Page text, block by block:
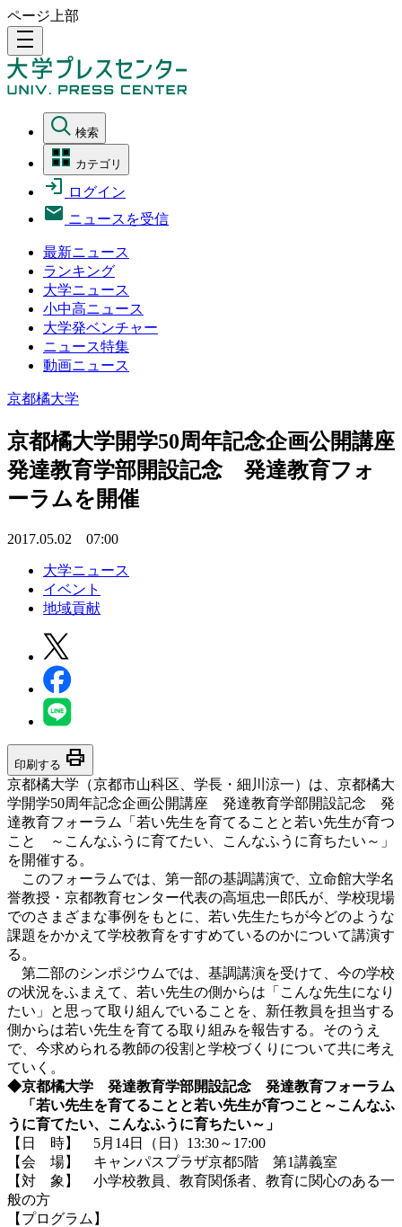
ページ上部
density_medium
検索
カテゴリ
ログイン
ニュースを受信
最新ニュース
ランキング
大学ニュース
小中高ニュース
大学発ベンチャー
ニュース特集
動画ニュース
京都橘大学
京都橘大学開学50周年記念企画公開講座
発達教育学部開設記念 発達教育フォ
ーラムを開催
2017.05.02 07:00
大学ニュース
イベント
地域貢献
印刷する print
京都橘大学（京都市山科区、学長・細川涼一）は、京都橘大
学開学50周年記念企画公開講座 発達教育学部開設記念 発
達教育フォーラム「若い先生を育てることと若い先生が育つ
こと ～こんなふうに育てたい、こんなふうに育ちたい～」
を開催する。
このフォーラムでは、第一部の基調講演で、立命館大学名
誉教授・京都教育センター代表の高垣忠一郎氏が、学校現場
でのさまざまな事例をもとに、若い先生たちが今どのような
課題をかかえて学校教育をすすめているのかについて講演す
る。
第二部のシンポジウムでは、基調講演を受けて、今の学校
の状況をふまえて、若い先生の側からは「こんな先生になり
たい」と思って取り組んでいることを、新任教員を担当する
側からは若い先生を育てる取り組みを報告する。そのうえ
で、今求められる教師の役割と学校づくりについて共に考え
ていく。
◆京都橘大学 発達教育学部開設記念 発達教育フォーラム
「若い先生を育てることと若い先生が育つこと～こんなふ
うに育てたい、こんなふうに育ちたい～」
【日 時】 5月14日（日）13:30～17:00
【会 場】 キャンパスプラザ京都5階 第1講義室
【対 象】 小学校教員、教育関係者、教育に関心のある一
般の方
【プログラム】